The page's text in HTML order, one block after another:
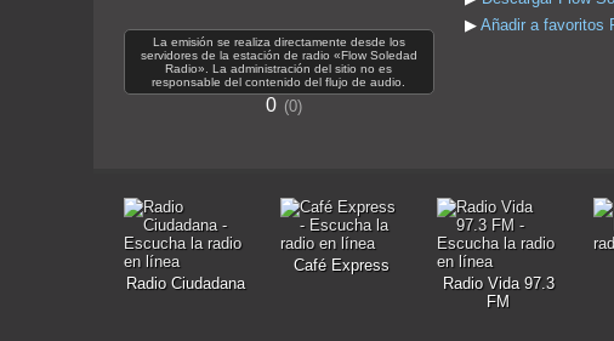
La emisión se realiza directamente desde los
servidores de la estación de radio «Flow Soledad
Radio». La administración del sitio no es
responsable del contenido del flujo de audio.
0 0
▶ Añadir a favoritos
Radio Ciudadana
Café Express
Radio Vida 97.3
FM